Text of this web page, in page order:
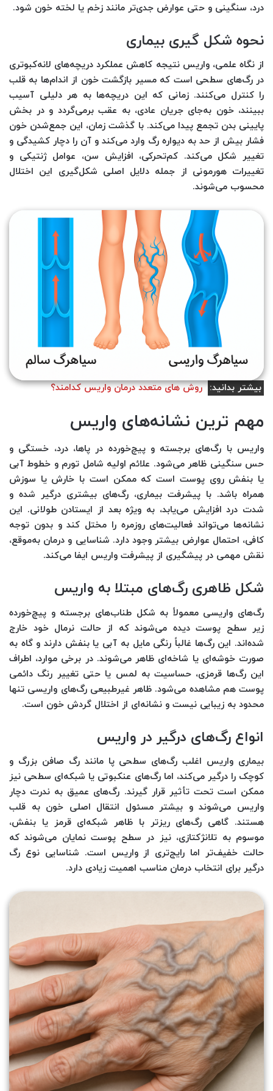
درد، سنگینی و حتی عوارض جدی‌تر مانند زخم یا لخته خون شود.
نحوه شکل گیری بیماری
از نگاه علمی، واریس نتیجه کاهش عملکرد دریچه‌های لانه‌کبوتری
در رگ‌های سطحی است که مسیر بازگشت خون از اندام‌ها به قلب
را کنترل می‌کنند. زمانی که این دریچه‌ها به هر دلیلی آسیب
ببینند، خون به‌جای جریان عادی، به عقب برمی‌گردد و در بخش
پایینی بدن تجمع پیدا می‌کند. با گذشت زمان، این جمع‌شدن خون
فشار بیش از حد به دیواره رگ وارد می‌کند و آن را دچار کشیدگی و
تغییر شکل می‌کند. کم‌تحرکی، افزایش سن، عوامل ژنتیکی و
تغییرات هورمونی از جمله دلایل اصلی شکل‌گیری این اختلال
محسوب می‌شوند.
بیشتر بدانید: روش های متعدد درمان واریس کدامند؟
مهم ترین نشانه‌های واریس
واریس با رگ‌های برجسته و پیچ‌خورده در پاها، درد، خستگی و
حس سنگینی ظاهر می‌شود. علائم اولیه شامل تورم و خطوط آبی
یا بنفش روی پوست است که ممکن است با خارش یا سوزش
همراه باشد. با پیشرفت بیماری، رگ‌های بیشتری درگیر شده و
شدت درد افزایش می‌یابد، به ویژه بعد از ایستادن طولانی. این
نشانه‌ها می‌تواند فعالیت‌های روزمره را مختل کند و بدون توجه
کافی، احتمال عوارض بیشتر وجود دارد. شناسایی و درمان به‌موقع،
نقش مهمی در پیشگیری از پیشرفت واریس ایفا می‌کند.
شکل ظاهری رگ‌های مبتلا به واریس
رگ‌های واریسی معمولاً به شکل طناب‌های برجسته و پیچ‌خورده
زیر سطح پوست دیده می‌شوند که از حالت نرمال خود خارج
شده‌اند. این رگ‌ها غالباً رنگی مایل به آبی یا بنفش دارند و گاه به
صورت خوشه‌ای یا شاخه‌ای ظاهر می‌شوند. در برخی موارد، اطراف
این رگ‌ها قرمزی، حساسیت به لمس یا حتی تغییر رنگ دائمی
پوست هم مشاهده می‌شود. ظاهر غیرطبیعی رگ‌های واریسی تنها
محدود به زیبایی نیست و نشانه‌ای از اختلال گردش خون است.
انواع رگ‌های درگیر در واریس
بیماری واریس اغلب رگ‌های سطحی پا مانند رگ صافن بزرگ و
کوچک را درگیر می‌کند، اما رگ‌های عنکبوتی یا شبکه‌ای سطحی نیز
ممکن است تحت تأثیر قرار گیرند. رگ‌های عمیق به ندرت دچار
واریس می‌شوند و بیشتر مسئول انتقال اصلی خون به قلب
هستند. گاهی رگ‌های ریزتر با ظاهر شبکه‌ای قرمز یا بنفش،
موسوم به تلانژکتازی، نیز در سطح پوست نمایان می‌شوند که
حالت خفیف‌تر اما رایج‌تری از واریس است. شناسایی نوع رگ
درگیر برای انتخاب درمان مناسب اهمیت زیادی دارد.